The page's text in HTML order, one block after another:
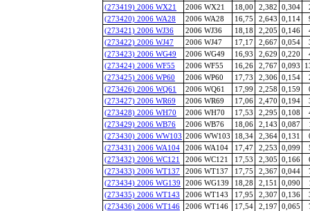
(273419) 2006 WX21
2006 WX21 18,00 2,382 0,304
(273420) 2006 WA28
2006 WA28 16,75 2,643 0,114
(273421) 2006 WJ36
2006 WJ36 18,18 2,205 0,146
(273422) 2006 WJ47
2006 WJ47 17,17 2,667 0,054
(273423) 2006 WG49
2006 WG49 16,93 2,629 0,220
(273424) 2006 WF55
2006 WF55 16,26 2,767 0,093
(273425) 2006 WP60
2006 WP60 17,73 2,306 0,154
(273426) 2006 WQ61
2006 WQ61 17,99 2,258 0,159
(273427) 2006 WR69
2006 WR69 17,06 2,470 0,194
(273428) 2006 WH70
2006 WH70 17,53 2,295 0,108
(273429) 2006 WB76
2006 WB76 18,06 2,143 0,087
(273430) 2006 WW103 2006 WW103 18,34 2,364 0,131
(273431) 2006 WA104
2006 WA104 17,47 2,253 0,099
(273432) 2006 WC121
2006 WC121 17,53 2,305 0,166
(273433) 2006 WT137
2006 WT137 17,75 2,367 0,044
(273434) 2006 WG139
2006 WG139 18,28 2,151 0,090
(273435) 2006 WT143
2006 WT143 17,95 2,307 0,136
(273436) 2006 WT146
2006 WT146 17,54 2,197 0,065